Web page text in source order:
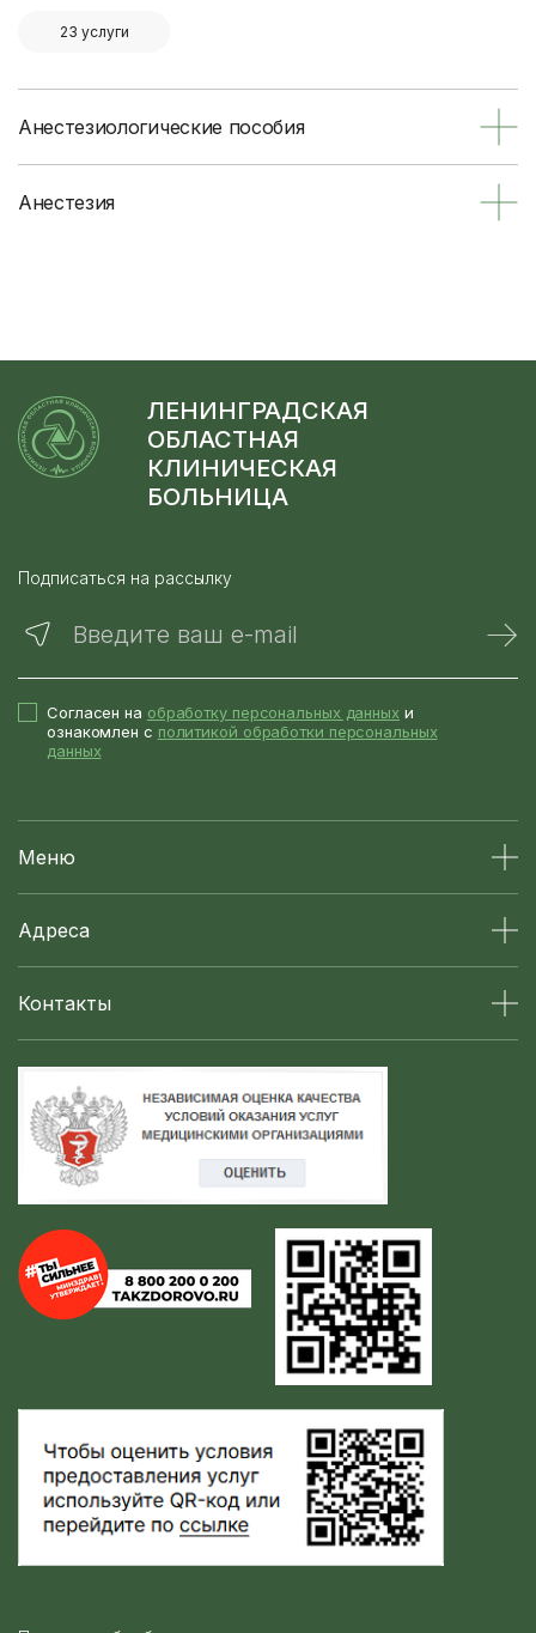
23 услуги
Анестезиологические пособия
Анестезия
ЛЕНИНГРАДСКАЯ
ОБЛАСТНАЯ
КЛИНИЧЕСКАЯ
БОЛЬНИЦА
Подписаться на рассылку
Введите ваш e-mail
Согласен на обработку персональных данных и
ознакомлен с политикой обработки персональных
данных
Меню
Адреса
Контакты